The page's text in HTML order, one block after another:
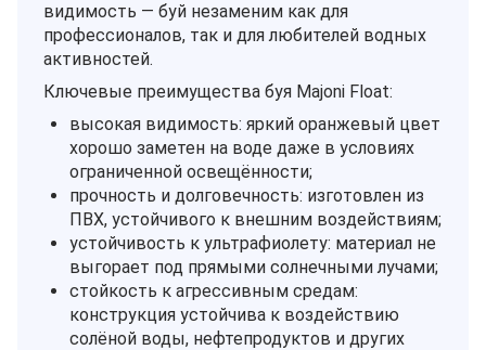
видимость — буй незаменим как для
профессионалов, так и для любителей водных
активностей.
Ключевые преимущества буя Majoni Float:
высокая видимость: яркий оранжевый цвет
хорошо заметен на воде даже в условиях
ограниченной освещённости;
прочность и долговечность: изготовлен из
ПВХ, устойчивого к внешним воздействиям;
устойчивость к ультрафиолету: материал не
выгорает под прямыми солнечными лучами;
стойкость к агрессивным средам:
конструкция устойчива к воздействию
солёной воды, нефтепродуктов и других